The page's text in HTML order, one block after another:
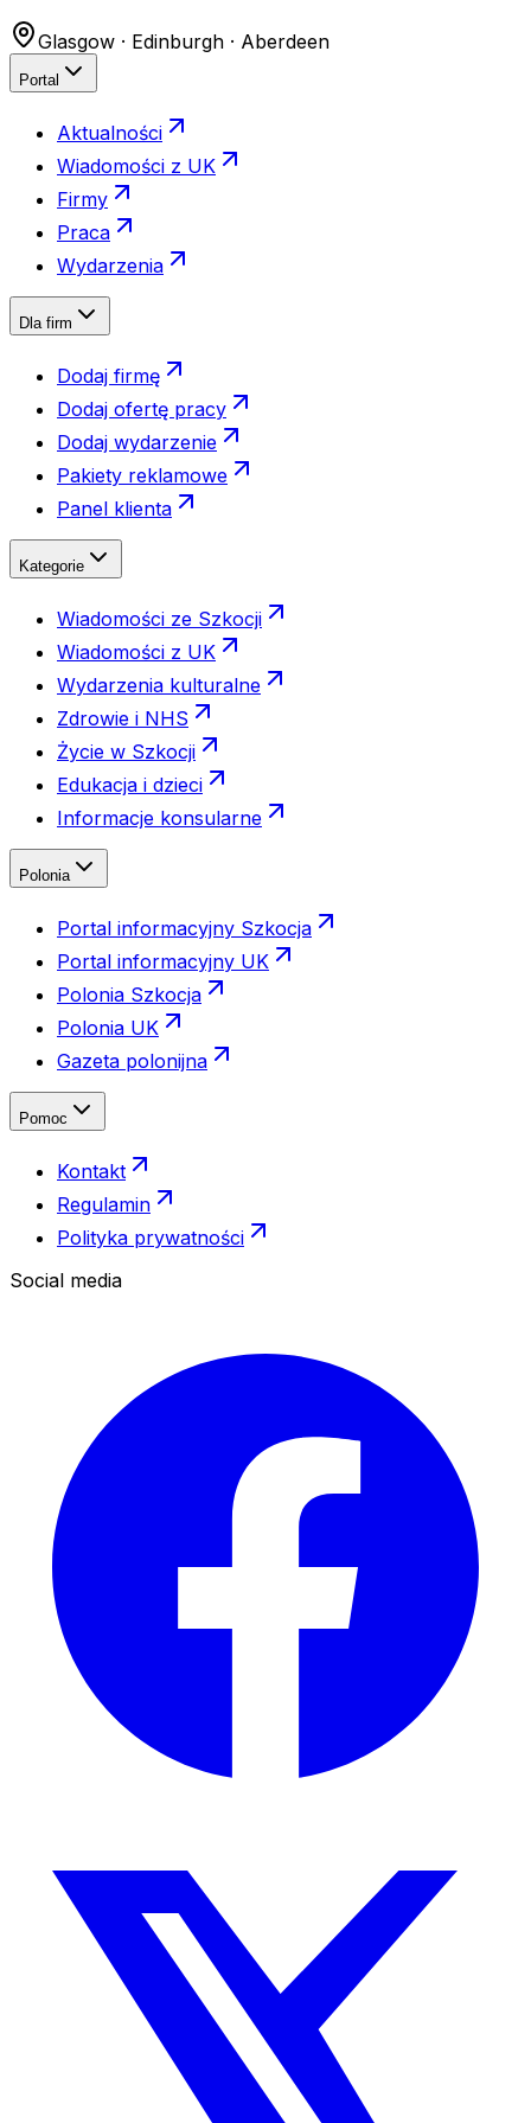
Glasgow · Edinburgh · Aberdeen
Portal
Aktualności
Wiadomości z UK
Firmy
Praca
Wydarzenia
Dla firm
Dodaj firmę
Dodaj ofertę pracy
Dodaj wydarzenie
Pakiety reklamowe
Panel klienta
Kategorie
Wiadomości ze Szkocji
Wiadomości z UK
Wydarzenia kulturalne
Zdrowie i NHS
Życie w Szkocji
Edukacja i dzieci
Informacje konsularne
Polonia
Portal informacyjny Szkocja
Portal informacyjny UK
Polonia Szkocja
Polonia UK
Gazeta polonijna
Pomoc
Kontakt
Regulamin
Polityka prywatności
Social media